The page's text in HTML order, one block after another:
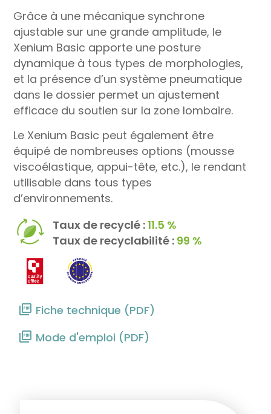
Grâce à une mécanique synchrone
ajustable sur une grande amplitude, le
Xenium Basic apporte une posture
dynamique à tous types de morphologies,
et la présence d’un système pneumatique
dans le dossier permet un ajustement
efficace du soutien sur la zone lombaire.
Le Xenium Basic peut également être
équipé de nombreuses options (mousse
viscoélastique, appui-tête, etc.), le rendant
utilisable dans tous types
d’environnements.
Taux de recyclé :11.5 %
Taux de recyclabilité : 99 %
Fiche technique (PDF)
Mode d'emploi (PDF)